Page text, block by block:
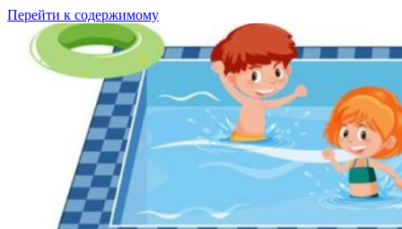
Перейти к содержимому